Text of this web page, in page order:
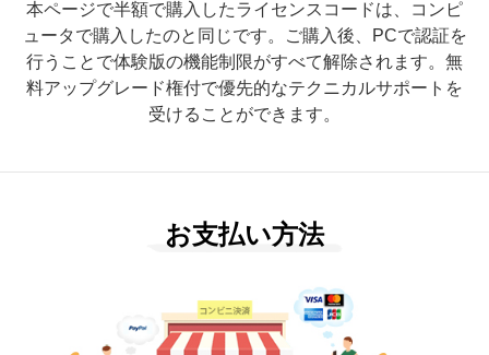
本ページで半額で購入したライセンスコードは、コンピ
ュータで購入したのと同じです。ご購入後、PCで認証を
行うことで体験版の機能制限がすべて解除されます。無
料アップグレード権付で優先的なテクニカルサポートを
受けることができます。
お支払い方法